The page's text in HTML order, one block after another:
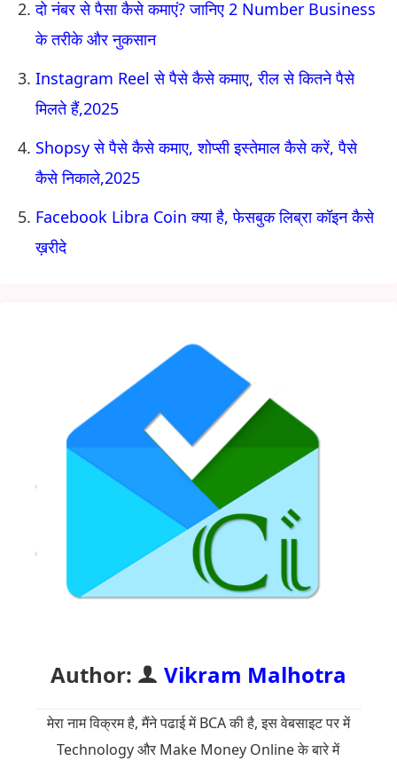
दो नंबर से पैसा कैसे कमाएं? जानिए 2 Number Business
के तरीके और नुकसान
Instagram Reel से पैसे कैसे कमाए, रील से कितने पैसे
मिलते हैं,2025
Shopsy से पैसे कैसे कमाए, शोप्सी इस्तेमाल कैसे करें, पैसे
कैसे निकाले,2025
Facebook Libra Coin क्या है, फेसबुक लिब्रा कॉइन कैसे
ख़रीदे
Author: Vikram Malhotra
मेरा नाम विक्रम है, मैंने पढाई में BCA की है, इस वेबसाइट पर में
Technology और Make Money Online के बारे में